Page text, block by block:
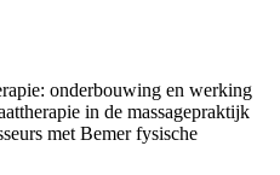
onderbouwing en werking
in de massagepraktijk
met Bemer fysische